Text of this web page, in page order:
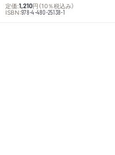
定価:1,210円 （10％税込み）
ISBN:978-4-480-25138-1